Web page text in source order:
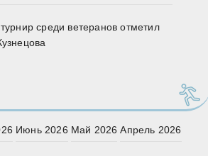
среди ветеранов отметил
Июнь 2026 Май 2026 Апрель 2026